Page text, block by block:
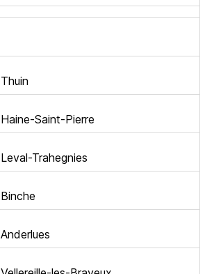
Thuin
Haine-Saint-Pierre
Leval-Trahegnies
Binche
Anderlues